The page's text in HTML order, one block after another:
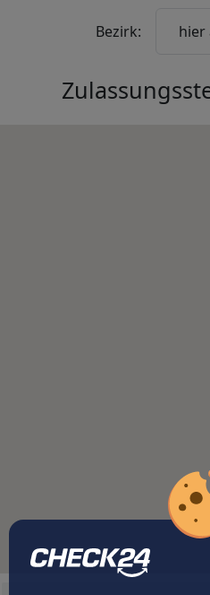
Bezirk: hier